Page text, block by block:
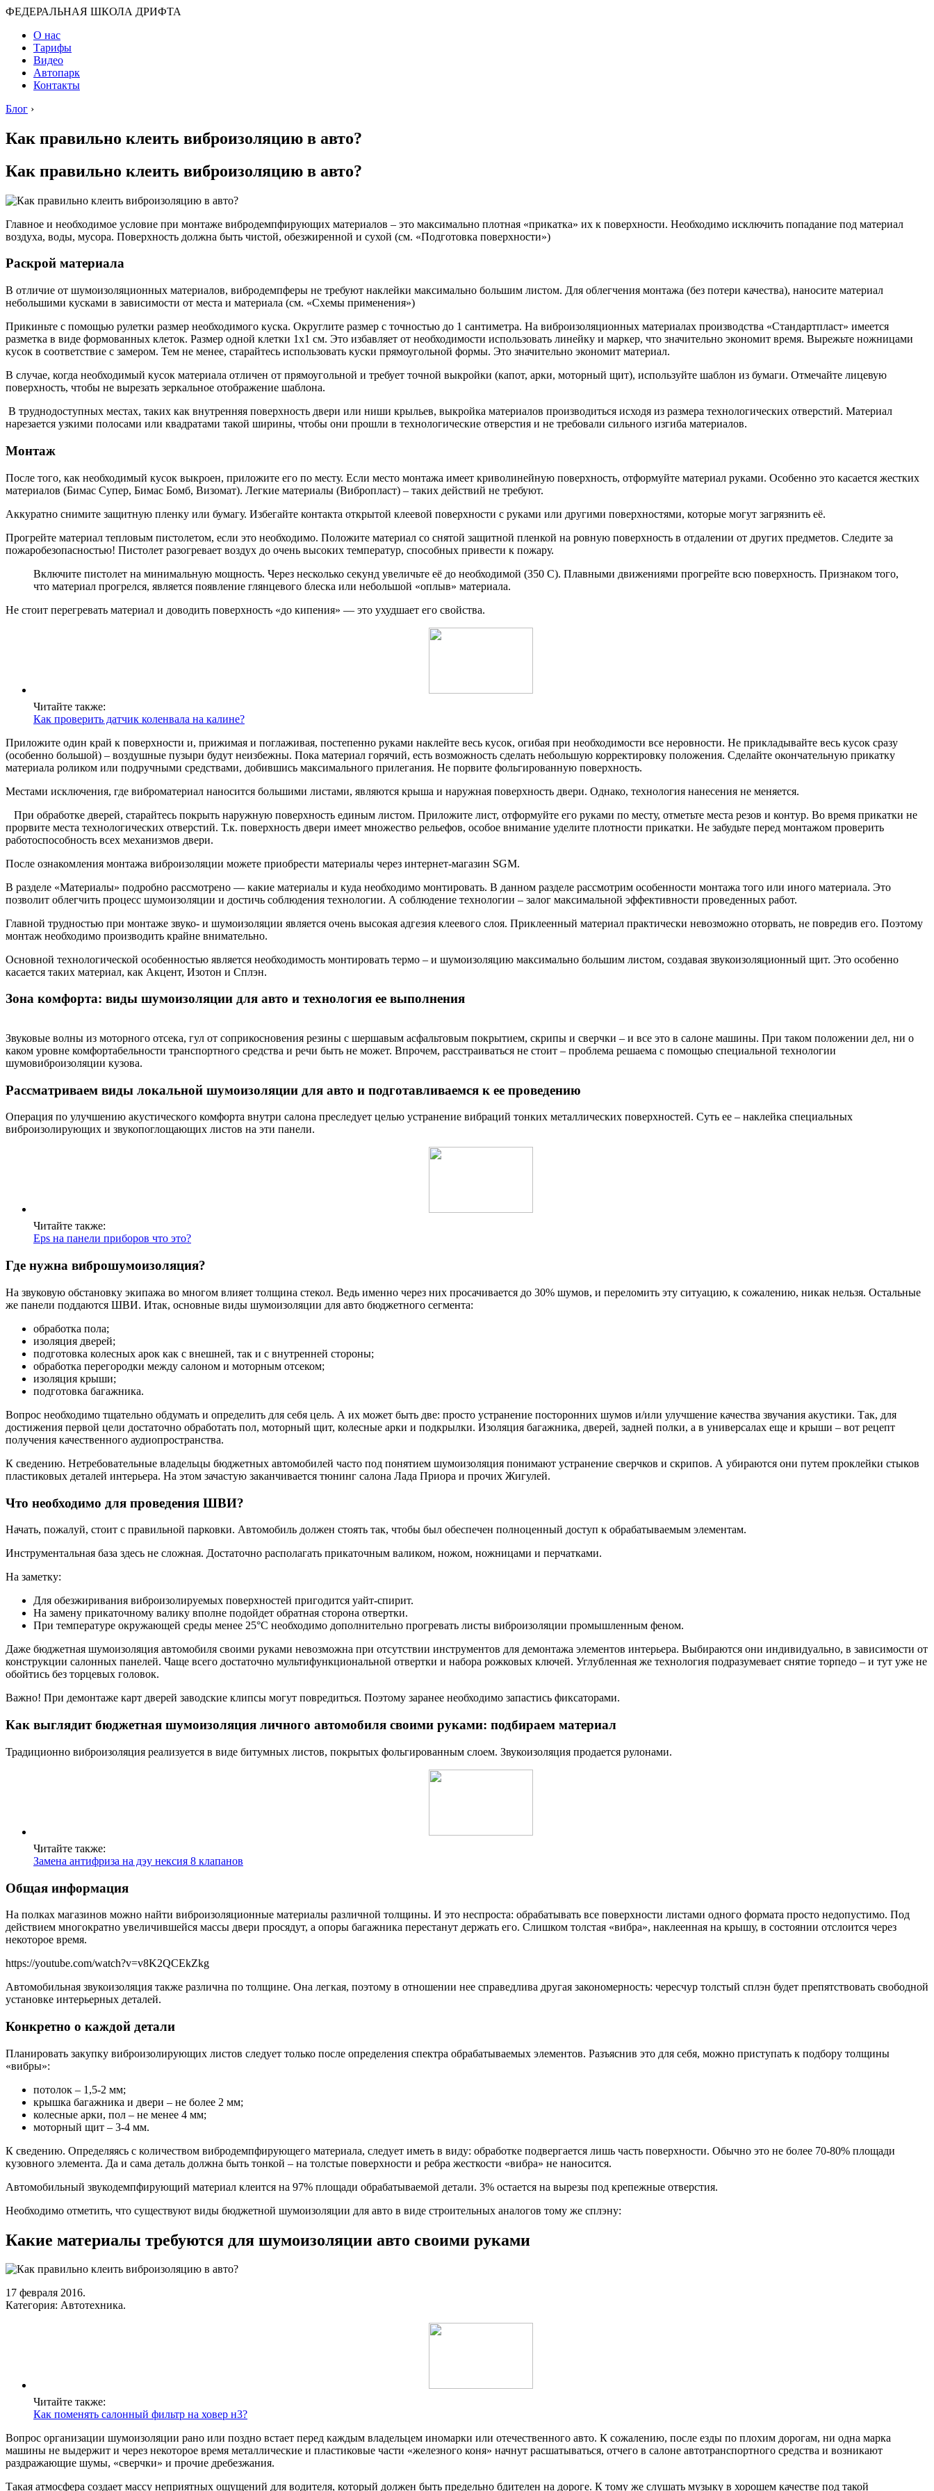
ФЕДЕРАЛЬНАЯ ШКОЛА ДРИФТА
О нас
Тарифы
Видео
Автопарк
Контакты
Блог ›
Как правильно клеить виброизоляцию в авто?
Как правильно клеить виброизоляцию в авто?
Главное и необходимое условие при монтаже вибродемпфирующих материалов – это максимально плотная «прикатка» их к поверхности. Необходимо исключить попадание под материал
воздуха, воды, мусора. Поверхность должна быть чистой, обезжиренной и сухой (см. «Подготовка поверхности»)
Раскрой материала
В отличие от шумоизоляционных материалов, вибродемпферы не требуют наклейки максимально большим листом. Для облегчения монтажа (без потери качества), наносите материал
небольшими кусками в зависимости от места и материала (см. «Схемы применения»)
Прикиньте с помощью рулетки размер необходимого куска. Округлите размер с точностью до 1 сантиметра. На виброизоляционных материалах производства «Стандартпласт» имеется
разметка в виде формованных клеток. Размер одной клетки 1х1 см. Это избавляет от необходимости использовать линейку и маркер, что значительно экономит время. Вырежьте ножницами
кусок в соответствие с замером. Тем не менее, старайтесь использовать куски прямоугольной формы. Это значительно экономит материал.
В случае, когда необходимый кусок материала отличен от прямоугольной и требует точной выкройки (капот, арки, моторный щит), используйте шаблон из бумаги. Отмечайте лицевую
поверхность, чтобы не вырезать зеркальное отображение шаблона.
В труднодоступных местах, таких как внутренняя поверхность двери или ниши крыльев, выкройка материалов производиться исходя из размера технологических отверстий. Материал
нарезается узкими полосами или квадратами такой ширины, чтобы они прошли в технологические отверстия и не требовали сильного изгиба материалов.
Монтаж
После того, как необходимый кусок выкроен, приложите его по месту. Если место монтажа имеет криволинейную поверхность, отформуйте материал руками. Особенно это касается жестких
материалов (Бимас Супер, Бимас Бомб, Визомат). Легкие материалы (Вибропласт) – таких действий не требуют.
Аккуратно снимите защитную пленку или бумагу. Избегайте контакта открытой клеевой поверхности с руками или другими поверхностями, которые могут загрязнить её.
Прогрейте материал тепловым пистолетом, если это необходимо. Положите материал со снятой защитной пленкой на ровную поверхность в отдалении от других предметов. Следите за
пожаробезопасностью! Пистолет разогревает воздух до очень высоких температур, способных привести к пожару.
Включите пистолет на минимальную мощность. Через несколько секунд увеличьте её до необходимой (350 С). Плавными движениями прогрейте всю поверхность. Признаком того,
что материал прогрелся, является появление глянцевого блеска или небольшой «оплыв» материала.
Не стоит перегревать материал и доводить поверхность «до кипения» — это ухудшает его свойства.
Читайте также:
Как проверить датчик коленвала на калине?
Приложите один край к поверхности и, прижимая и поглаживая, постепенно руками наклейте весь кусок, огибая при необходимости все неровности. Не прикладывайте весь кусок сразу
(особенно большой) – воздушные пузыри будут неизбежны. Пока материал горячий, есть возможность сделать небольшую корректировку положения. Сделайте окончательную прикатку
материала роликом или подручными средствами, добившись максимального прилегания. Не порвите фольгированную поверхность.
Местами исключения, где виброматериал наносится большими листами, являются крыша и наружная поверхность двери. Однако, технология нанесения не меняется.
При обработке дверей, старайтесь покрыть наружную поверхность единым листом. Приложите лист, отформуйте его руками по месту, отметьте места резов и контур. Во время прикатки не
прорвите места технологических отверстий. Т.к. поверхность двери имеет множество рельефов, особое внимание уделите плотности прикатки. Не забудьте перед монтажом проверить
работоспособность всех механизмов двери.
После ознакомления монтажа виброизоляции можете приобрести материалы через интернет-магазин SGM.
В разделе «Материалы» подробно рассмотрено — какие материалы и куда необходимо монтировать. В данном разделе рассмотрим особенности монтажа того или иного материала. Это
позволит облегчить процесс шумоизоляции и достичь соблюдения технологии. А соблюдение технологии – залог максимальной эффективности проведенных работ.
Главной трудностью при монтаже звуко- и шумоизоляции является очень высокая адгезия клеевого слоя. Приклеенный материал практически невозможно оторвать, не повредив его. Поэтому
монтаж необходимо производить крайне внимательно.
Основной технологической особенностью является необходимость монтировать термо – и шумоизоляцию максимально большим листом, создавая звукоизоляционный щит. Это особенно
касается таких материал, как Акцент, Изотон и Сплэн.
Зона комфорта: виды шумоизоляции для авто и технология ее выполнения
Звуковые волны из моторного отсека, гул от соприкосновения резины с шершавым асфальтовым покрытием, скрипы и сверчки – и все это в салоне машины. При таком положении дел, ни о
каком уровне комфортабельности транспортного средства и речи быть не может. Впрочем, расстраиваться не стоит – проблема решаема с помощью специальной технологии
шумовиброизоляции кузова.
Рассматриваем виды локальной шумоизоляции для авто и подготавливаемся к ее проведению
Операция по улучшению акустического комфорта внутри салона преследует целью устранение вибраций тонких металлических поверхностей. Суть ее – наклейка специальных
виброизолирующих и звукопоглощающих листов на эти панели.
Читайте также:
Eps на панели приборов что это?
Где нужна виброшумоизоляция?
На звуковую обстановку экипажа во многом влияет толщина стекол. Ведь именно через них просачивается до 30% шумов, и переломить эту ситуацию, к сожалению, никак нельзя. Остальные
же панели поддаются ШВИ. Итак, основные виды шумоизоляции для авто бюджетного сегмента:
обработка пола;
изоляция дверей;
подготовка колесных арок как с внешней, так и с внутренней стороны;
обработка перегородки между салоном и моторным отсеком;
изоляция крыши;
подготовка багажника.
Вопрос необходимо тщательно обдумать и определить для себя цель. А их может быть две: просто устранение посторонних шумов и/или улучшение качества звучания акустики. Так, для
достижения первой цели достаточно обработать пол, моторный щит, колесные арки и подкрылки. Изоляция багажника, дверей, задней полки, а в универсалах еще и крыши – вот рецепт
получения качественного аудиопространства.
К сведению. Нетребовательные владельцы бюджетных автомобилей часто под понятием шумоизоляция понимают устранение сверчков и скрипов. А убираются они путем проклейки стыков
пластиковых деталей интерьера. На этом зачастую заканчивается тюнинг салона Лада Приора и прочих Жигулей.
Что необходимо для проведения ШВИ?
Начать, пожалуй, стоит с правильной парковки. Автомобиль должен стоять так, чтобы был обеспечен полноценный доступ к обрабатываемым элементам.
Инструментальная база здесь не сложная. Достаточно располагать прикаточным валиком, ножом, ножницами и перчатками.
На заметку:
Для обезжиривания виброизолируемых поверхностей пригодится уайт-спирит.
На замену прикаточному валику вполне подойдет обратная сторона отвертки.
При температуре окружающей среды менее 25°C необходимо дополнительно прогревать листы виброизоляции промышленным феном.
Даже бюджетная шумоизоляция автомобиля своими руками невозможна при отсутствии инструментов для демонтажа элементов интерьера. Выбираются они индивидуально, в зависимости от
конструкции салонных панелей. Чаще всего достаточно мультифункциональной отвертки и набора рожковых ключей. Углубленная же технология подразумевает снятие торпедо – и тут уже не
обойтись без торцевых головок.
Важно! При демонтаже карт дверей заводские клипсы могут повредиться. Поэтому заранее необходимо запастись фиксаторами.
Как выглядит бюджетная шумоизоляция личного автомобиля своими руками: подбираем материал
Традиционно виброизоляция реализуется в виде битумных листов, покрытых фольгированным слоем. Звукоизоляция продается рулонами.
Читайте также:
Замена антифриза на дэу нексия 8 клапанов
Общая информация
На полках магазинов можно найти виброизоляционные материалы различной толщины. И это неспроста: обрабатывать все поверхности листами одного формата просто недопустимо. Под
действием многократно увеличившейся массы двери просядут, а опоры багажника перестанут держать его. Слишком толстая «вибра», наклеенная на крышу, в состоянии отслоится через
некоторое время.
https://youtube.com/watch?v=v8K2QCEkZkg
Автомобильная звукоизоляция также различна по толщине. Она легкая, поэтому в отношении нее справедлива другая закономерность: чересчур толстый сплэн будет препятствовать свободной
установке интерьерных деталей.
Конкретно о каждой детали
Планировать закупку виброизолирующих листов следует только после определения спектра обрабатываемых элементов. Разъяснив это для себя, можно приступать к подбору толщины
«вибры»:
потолок – 1,5-2 мм;
крышка багажника и двери – не более 2 мм;
колесные арки, пол – не менее 4 мм;
моторный щит – 3-4 мм.
К сведению. Определяясь с количеством вибродемпфирующего материала, следует иметь в виду: обработке подвергается лишь часть поверхности. Обычно это не более 70-80% площади
кузовного элемента. Да и сама деталь должна быть тонкой – на толстые поверхности и ребра жесткости «вибра» не наносится.
Автомобильный звукодемпфирующий материал клеится на 97% площади обрабатываемой детали. 3% остается на вырезы под крепежные отверстия.
Необходимо отметить, что существуют виды бюджетной шумоизоляции для авто в виде строительных аналогов тому же сплэну:
Какие материалы требуются для шумоизоляции авто своими руками
17 февраля 2016.
Категория: Автотехника.
Читайте также:
Как поменять салонный фильтр на ховер н3?
Вопрос организации шумоизоляции рано или поздно встает перед каждым владельцем иномарки или отечественного авто. К сожалению, после езды по плохим дорогам, ни одна марка
машины не выдержит и через некоторое время металлические и пластиковые части «железного коня» начнут расшатываться, отчего в салоне автотранспортного средства и возникают
раздражающие шумы, «сверчки» и прочие дребезжания.
Такая атмосфера создает массу неприятных ощущений для водителя, который должен быть предельно бдителен на дороге. К тому же слушать музыку в хорошем качестве под такой